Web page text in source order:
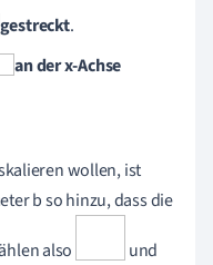
gestreckt.
an der x-Achse
wollen, ist
b so hinzu, dass die
also
und